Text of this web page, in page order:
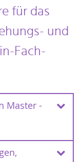
für das
und
Fach-
Master -
- 2018